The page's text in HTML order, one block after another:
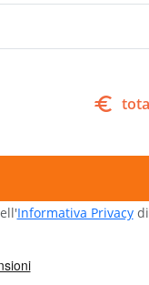
euro
Informativa Privacydi